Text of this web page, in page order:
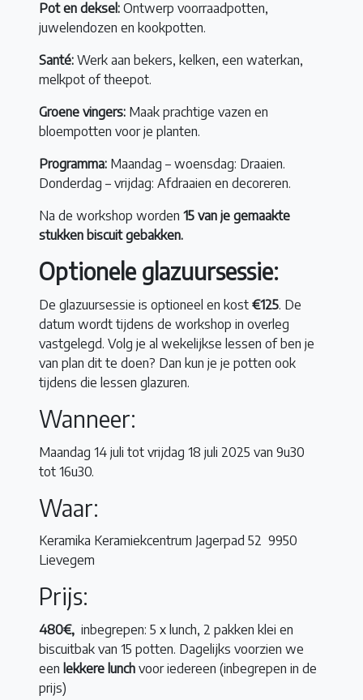
Pot en deksel: Ontwerp voorraadpotten,
juwelendozen en kookpotten.
Santé: Werk aan bekers, kelken, een waterkan,
melkpot of theepot.
Groene vingers: Maak prachtige vazen en
bloempotten voor je planten.
Programma: Maandag – woensdag: Draaien.
Donderdag – vrijdag: Afdraaien en decoreren.
Na de workshop worden 15 van je gemaakte
stukken biscuit gebakken.
Optionele glazuursessie:
De glazuursessie is optioneel en kost €125. De
datum wordt tijdens de workshop in overleg
vastgelegd. Volg je al wekelijkse lessen of ben je
van plan dit te doen? Dan kun je je potten ook
tijdens die lessen glazuren.
Wanneer:
Maandag 14 juli tot vrijdag 18 juli 2025 van 9u30
tot 16u30.
Waar:
Keramika Keramiekcentrum Jagerpad 52 9950
Lievegem
Prijs:
480€, inbegrepen: 5 x lunch, 2 pakken klei en
biscuitbak van 15 potten. Dagelijks voorzien we
een lekkere lunch voor iedereen (inbegrepen in de
prijs)